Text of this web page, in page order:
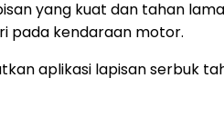
yang kuat dan tahan
pada kendaraan motor.
aplikasi lapisan serbuk